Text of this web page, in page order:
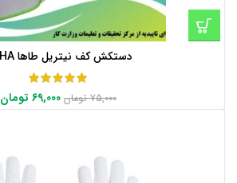
دستکش کف نیتریل طاها TAHA
75,000 تومان 69,000 تومان